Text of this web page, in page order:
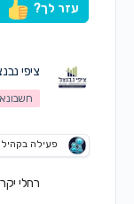
עזר לך?
ציפי
פעילה
רחלי